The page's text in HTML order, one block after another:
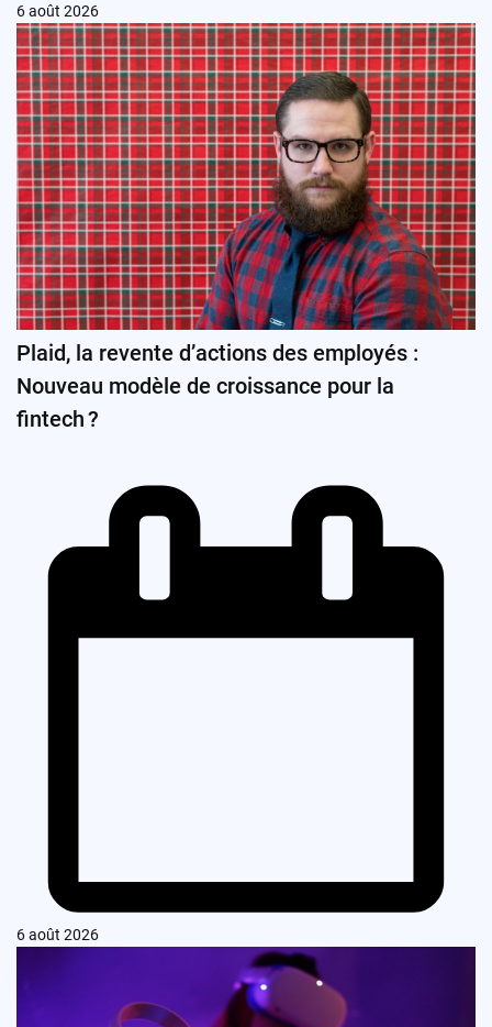
6 août 2026
Plaid, la revente d’actions des employés :
Nouveau modèle de croissance pour la
fintech ?
6 août 2026